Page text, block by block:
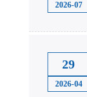
2026-07
29
2026-04